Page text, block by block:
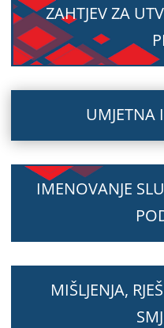
ZAHTJEV ZA
UMJETNA
IMENOVANJE
MIŠLJENJA,